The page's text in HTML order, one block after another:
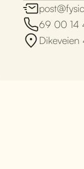
69 00 14
Dikeveien